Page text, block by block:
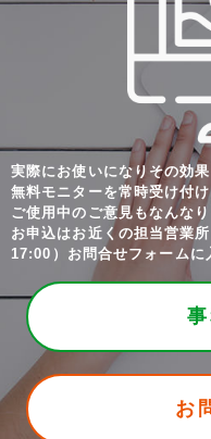
実際にお使いになりその効
無料モニターを常時受け付け
ご使用中のご意見もなんな
お申込はお近くの担当営業
17:00） お問合せフォームに
お